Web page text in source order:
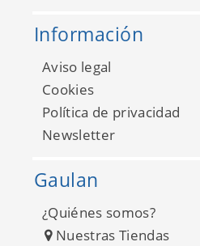
Basic II FD42490
Información
Aviso legal
Cookies
Política de privacidad
Newsletter
Gaulan
¿Quiénes somos?
Nuestras Tiendas